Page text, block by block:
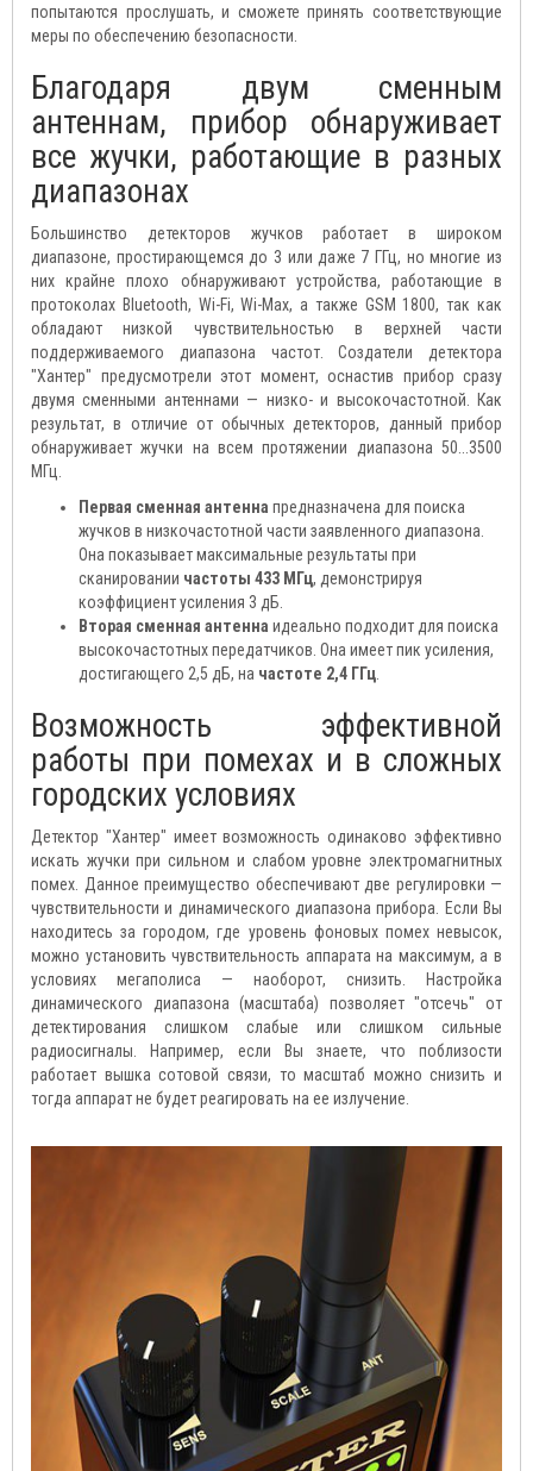
попытаются прослушать, и сможете принять соответствующие
меры по обеспечению безопасности.
Благодаря двум сменным
антеннам, прибор обнаруживает
все жучки, работающие в разных
диапазонах
Большинство детекторов жучков работает в широком
диапазоне, простирающемся до 3 или даже 7 ГГц, но многие из
них крайне плохо обнаруживают устройства, работающие в
протоколах Bluetooth, Wi-Fi, Wi-Max, а также GSM 1800, так как
обладают низкой чувствительностью в верхней части
поддерживаемого диапазона частот. Создатели детектора
"Хантер" предусмотрели этот момент, оснастив прибор сразу
двумя сменными антеннами — низко- и высокочастотной. Как
результат, в отличие от обычных детекторов, данный прибор
обнаруживает жучки на всем протяжении диапазона 50...3500
МГц.
Первая сменная антенна предназначена для поиска
жучков в низкочастотной части заявленного диапазона.
Она показывает максимальные результаты при
сканировании частоты 433 МГц, демонстрируя
коэффициент усиления 3 дБ.
Вторая сменная антенна идеально подходит для поиска
высокочастотных передатчиков. Она имеет пик усиления,
достигающего 2,5 дБ, на частоте 2,4 ГГц.
Возможность эффективной
работы при помехах и в сложных
городских условиях
Детектор "Хантер" имеет возможность одинаково эффективно
искать жучки при сильном и слабом уровне электромагнитных
помех. Данное преимущество обеспечивают две регулировки —
чувствительности и динамического диапазона прибора. Если Вы
находитесь за городом, где уровень фоновых помех невысок,
можно установить чувствительность аппарата на максимум, а в
условиях мегаполиса — наоборот, снизить. Настройка
динамического диапазона (масштаба) позволяет "отсечь" от
детектирования слишком слабые или слишком сильные
радиосигналы. Например, если Вы знаете, что поблизости
работает вышка сотовой связи, то масштаб можно снизить и
тогда аппарат не будет реагировать на ее излучение.